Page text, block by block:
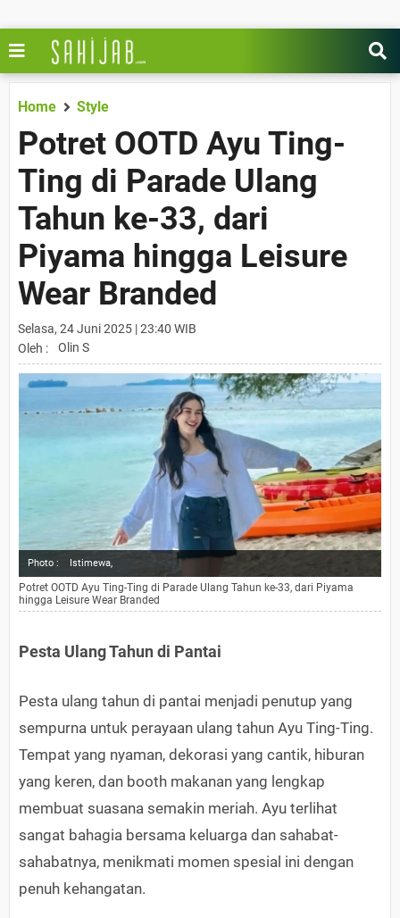
Home Style
Potret OOTD Ayu Ting-
Ting di Parade Ulang
Tahun ke-33, dari
Piyama hingga Leisure
Wear Branded
Selasa, 24 Juni 2025 | 23:40 WIB
Oleh :
Olin S
Photo : Istimewa,
Potret OOTD Ayu Ting-Ting di Parade Ulang Tahun ke-33, dari Piyama
hingga Leisure Wear Branded
Pesta Ulang Tahun di Pantai
Pesta ulang tahun di pantai menjadi penutup yang
sempurna untuk perayaan ulang tahun Ayu Ting-Ting.
Tempat yang nyaman, dekorasi yang cantik, hiburan
yang keren, dan booth makanan yang lengkap
membuat suasana semakin meriah. Ayu terlihat
sangat bahagia bersama keluarga dan sahabat-
sahabatnya, menikmati momen spesial ini dengan
penuh kehangatan.